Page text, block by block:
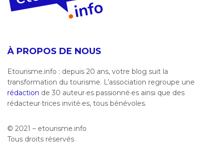
À PROPOS DE NOUS
Etourisme.info : depuis 20 ans, votre blog suit la
transformation du tourisme. L’association regroupe une
rédaction de 30 auteur·es passionné·es ainsi que des
rédacteur·trices invité·es, tous bénévoles.
© 2021 – etourisme.info
Tous droits réservés